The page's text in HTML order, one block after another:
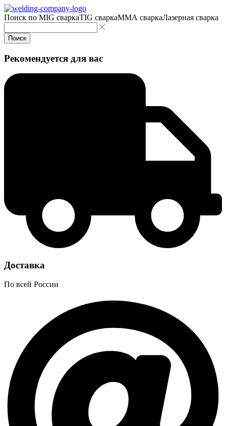
Поиск по MIG сваркаTIG сваркаMMA сваркаЛазерная сварка
Поиск
Рекомендуется для вас
Доставка
По всей России